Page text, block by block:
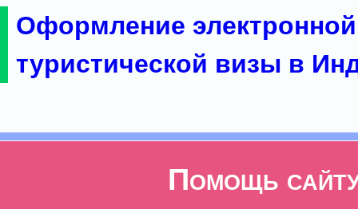
Оформление электронной
туристической визы в
Помощь